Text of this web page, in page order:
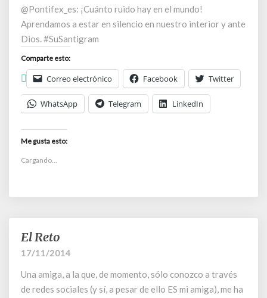
en
el
mundo!
@Pontifex_es: ¡Cuánto ruido hay en el mundo!
Aprendamos a estar en silencio en nuestro interior y ante
Dios. #SuSantigram
Comparte esto:
Correo electrónico Facebook Twitter
WhatsApp Telegram LinkedIn
Me gusta esto:
Cargando...
El
Reto
El Reto
17/11/2014
Una amiga, a la que, de momento, sólo conozco a través
de redes sociales (y sí, a pesar de ello ES mi amiga), me ha